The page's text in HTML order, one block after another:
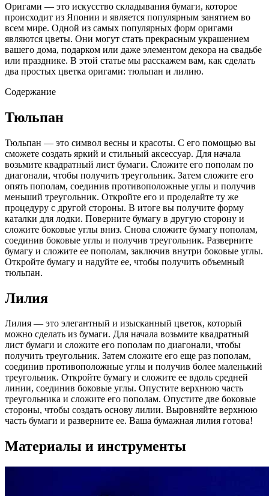
Оригами — это искусство складывания бумаги, которое
происходит из Японии и является популярным занятием во
всем мире. Одной из самых популярных форм оригами
являются цветы. Они могут стать прекрасным украшением
вашего дома, подарком или даже элементом декора на свадьбе
или празднике. В этой статье мы расскажем вам, как сделать
два простых цветка оригами: тюльпан и лилию.
Содержание
Тюльпан
Тюльпан — это символ весны и красоты. С его помощью вы
сможете создать яркий и стильный аксессуар. Для начала
возьмите квадратный лист бумаги. Сложите его пополам по
диагонали, чтобы получить треугольник. Затем сложите его
опять пополам, соединив противоположные углы и получив
меньший треугольник. Откройте его и проделайте ту же
процедуру с другой стороны. В итоге вы получите форму
каталки для лодки. Поверните бумагу в другую сторону и
сложите боковые углы вниз. Снова сложите бумагу пополам,
соединив боковые углы и получив треугольник. Разверните
бумагу и сложите ее пополам, заключив внутри боковые углы.
Откройте бумагу и надуйте ее, чтобы получить объемный
тюльпан.
Лилия
Лилия — это элегантный и изысканный цветок, который
можно сделать из бумаги. Для начала возьмите квадратный
лист бумаги и сложите его пополам по диагонали, чтобы
получить треугольник. Затем сложите его еще раз пополам,
соединив противоположные углы и получив более маленький
треугольник. Откройте бумагу и сложите ее вдоль средней
линии, соединив боковые углы. Опустите верхнюю часть
треугольника и сложите его пополам. Опустите две боковые
стороны, чтобы создать основу лилии. Выровняйте верхнюю
часть бумаги и разверните ее. Ваша бумажная лилия готова!
Материалы и инструменты